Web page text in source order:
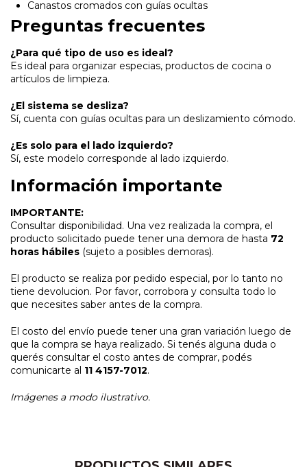
Canastos cromados con guías ocultas
Preguntas frecuentes
¿Para qué tipo de uso es ideal?
Es ideal para organizar especias, productos de cocina o
artículos de limpieza.
¿El sistema se desliza?
Sí, cuenta con guías ocultas para un deslizamiento cómodo.
¿Es solo para el lado izquierdo?
Sí, este modelo corresponde al lado izquierdo.
Información importante
IMPORTANTE:
Consultar disponibilidad. Una vez realizada la compra, el
producto solicitado puede tener una demora de hasta 72
horas hábiles (sujeto a posibles demoras).
El producto se realiza por pedido especial, por lo tanto no
tiene devolucion. Por favor, corrobora y consulta todo lo
que necesites saber antes de la compra.
El costo del envío puede tener una gran variación luego de
que la compra se haya realizado. Si tenés alguna duda o
querés consultar el costo antes de comprar, podés
comunicarte al 11 4157-7012.
Imágenes a modo ilustrativo.